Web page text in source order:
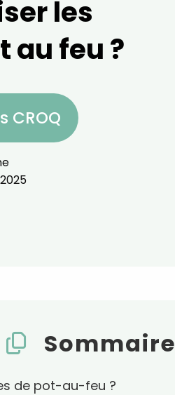
les
au feu ?
CROQ
Sommaire
de pot-au-feu ?